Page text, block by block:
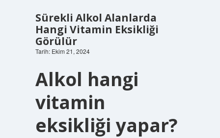
Sürekli Alkol Alanlarda
Hangi Vitamin Eksikliği
Görülür
Tarih: Ekim 21, 2024
Alkol hangi
vitamin
eksikliği yapar?